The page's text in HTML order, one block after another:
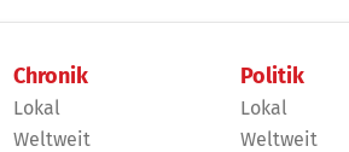
Chronik
Lokal
Weltweit
Politik
Lokal
Weltweit